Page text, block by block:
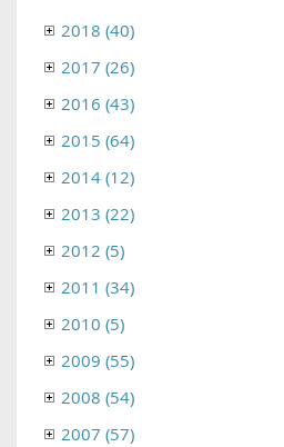
2018 (40)
2017 (26)
2016 (43)
2015 (64)
2014 (12)
2013 (22)
2012 (5)
2011 (34)
2010 (5)
2009 (55)
2008 (54)
2007 (57)